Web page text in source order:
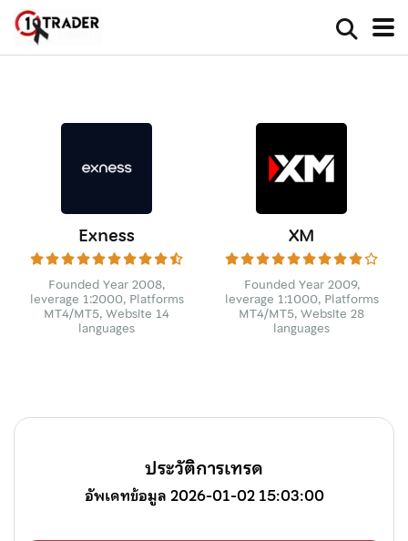
Exness
Founded Year 2008,
leverage 1:2000, Platforms
MT4/MT5, Website 14
languages
XM
Founded Year 2009,
leverage 1:1000, Platforms
MT4/MT5, Website 28
languages
ประวัติการเทรด
อัพเดทข้อมูล 2026-01-02 15:03:00